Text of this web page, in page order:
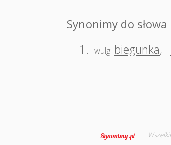
Synonimy do słowa
1. wulg. biegunka,